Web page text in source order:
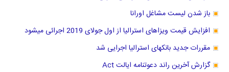
باز شدن لیست مشاغل اورانا
افزایش قیمت ویزاهای استرالیا از اول جولای 2019 اجرائی میشود
مقررات جدید بانکهای استرالیا اجرایی شد
گزارش آخرین راند دعوتنامه ایالت Act